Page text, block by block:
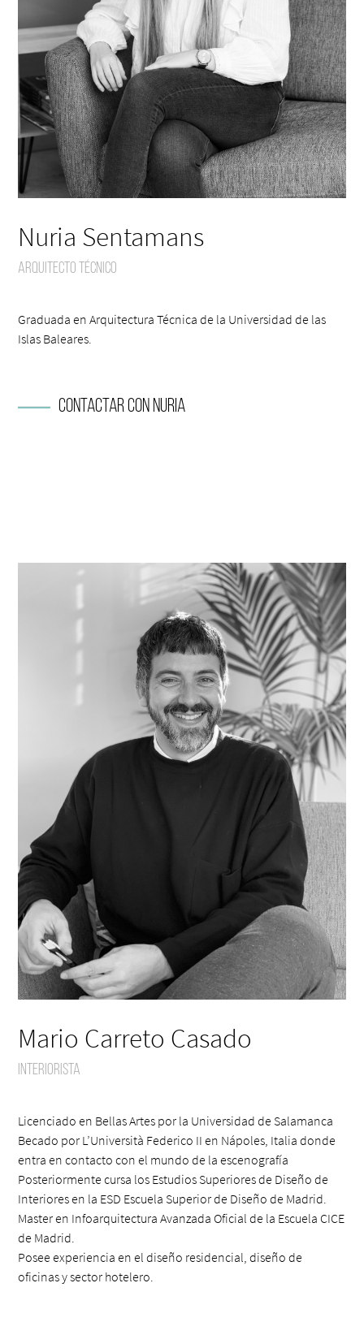
Nuria Sentamans
Arquitecto Técnico
Graduada en Arquitectura Técnica de la Universidad de las
Islas Baleares.
Contactar con Nuria
Mario Carreto Casado
Interiorista
Licenciado en Bellas Artes por la Universidad de Salamanca
Becado por L’Università Federico II en Nápoles, Italia donde
entra en contacto con el mundo de la escenografía
Posteriormente cursa los Estudios Superiores de Diseño de
Interiores en la ESD Escuela Superior de Diseño de Madrid.
Master en Infoarquitectura Avanzada Oficial de la Escuela CICE
de Madrid.
Posee experiencia en el diseño residencial, diseño de
oficinas y sector hotelero.